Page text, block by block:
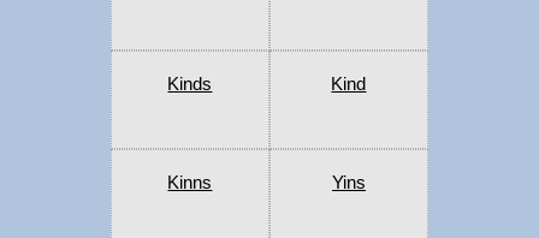
Kinds Kind
Kinns Yins